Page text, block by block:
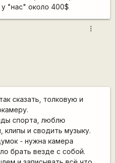
"нас" около 400$
more_vert
сказать, толковую и
спорта, люблю
клипы и сводить музыку.
- нужна камера
брать везде с собой.